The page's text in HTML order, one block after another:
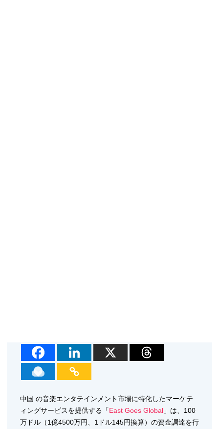
中国 の音楽エンタテインメント市場に特化したマーケテ
ィングサービスを提供する「East Goes Global」は、100
万ドル（1億4500万円、1ドル145円換算）の資金調達を行